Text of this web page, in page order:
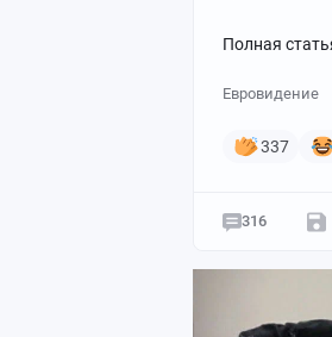
Полная
Евровидение
337
316